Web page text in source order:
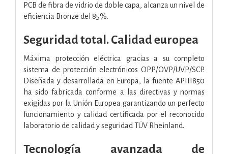
PCB de fibra de vidrio de doble capa, alcanza un nivel de
eficiencia Bronze del 85%.
Seguridad total. Calidad europea
Máxima protección eléctrica gracias a su completo
sistema de protección electrónicos OPP/OVP/UVP/SCP.
Diseñada y desarrollada en Europa, la fuente APIII850
ha sido fabricada conforme a las directivas y normas
exigidas por la Unión Europea garantizando un perfecto
funcionamiento y calidad certificada por el reconocido
laboratorio de calidad y seguridad TÜV Rheinland.
Tecnología avanzada de